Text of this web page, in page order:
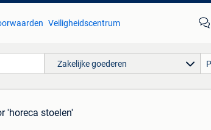
Veiligheidscentrum
Zakelijke goederen
'horeca stoelen'